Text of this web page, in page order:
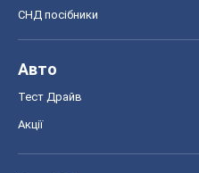
СНД посібники
Авто
Тест Драйв
Акції